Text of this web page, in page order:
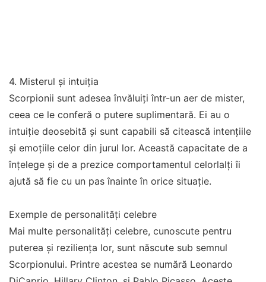
4. Misterul și intuiția
Scorpionii sunt adesea învăluiți într-un aer de mister,
ceea ce le conferă o putere suplimentară. Ei au o
intuiție deosebită și sunt capabili să citească intențiile
și emoțiile celor din jurul lor. Această capacitate de a
înțelege și de a prezice comportamentul celorlalți îi
ajută să fie cu un pas înainte în orice situație.
Exemple de personalități celebre
Mai multe personalități celebre, cunoscute pentru
puterea și reziliența lor, sunt născute sub semnul
Scorpionului. Printre acestea se numără Leonardo